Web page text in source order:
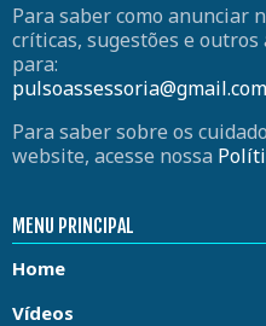
Para saber como anunciar
críticas, sugestões e
para:
pulsoassessoria@gmail.com
Para saber sobre os
website, acesse nossa
MENU PRINCIPAL
Home
Vídeos